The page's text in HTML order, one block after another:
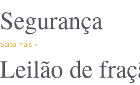
Segurança
Saiba mais »
Leilão de